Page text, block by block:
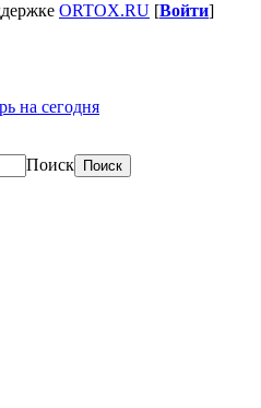
ORTOX.RU [Войти]
на сегодня
Поиск